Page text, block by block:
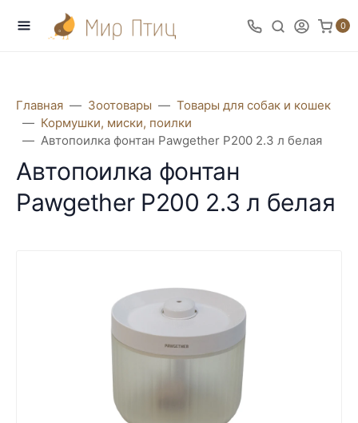
0
Главная Зоотовары
Товары для собак и кошек
Кормушки, миски, поилки
Автопоилка фонтан Pawgether P200 2.3 л белая
Автопоилка фонтан
Pawgether P200 2.3 л белая